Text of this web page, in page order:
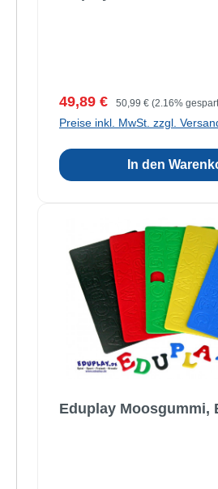
Verkaufspreis:
49,89 € Regulärer Preis:
50,99 € (2.16%
Preise inkl. MwSt. zzgl.
In den
Eduplay Moosgummi,